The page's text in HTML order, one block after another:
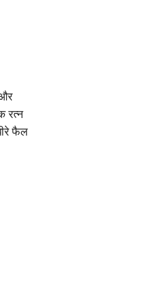
रत्न
फैल